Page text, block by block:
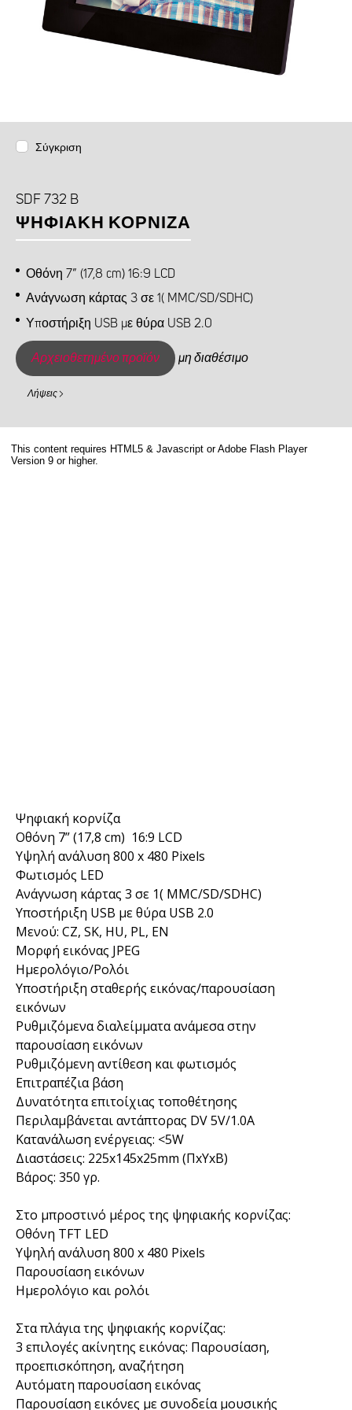
Σύγκριση
SDF 732 B
ΨΗΦΙΑΚΉ ΚΟΡΝΊΖΑ
Οθόνη 7” (17,8 cm) 16:9 LCD
Ανάγνωση κάρτας 3 σε 1( MMC/SD/SDHC)
Υποστήριξη USB με θύρα USB 2.0
Αρχειοθετημένο προϊόν μη διαθέσιμο
Λήψεις
Ψηφιακή κορνίζα
Οθόνη 7” (17,8 cm) 16:9 LCD
Υψηλή ανάλυση 800 x 480 Pixels
Φωτισμός LED
Ανάγνωση κάρτας 3 σε 1( MMC/SD/SDHC)
Υποστήριξη USB με θύρα USB 2.0
Μενού: CZ, SK, HU, PL, EN
Μορφή εικόνας JPEG
Ημερολόγιο/Ρολόι
Υποστήριξη σταθερής εικόνας/παρουσίαση
εικόνων
Ρυθμιζόμενα διαλείμματα ανάμεσα στην
παρουσίαση εικόνων
Ρυθμιζόμενη αντίθεση και φωτισμός
Επιτραπέζια βάση
Δυνατότητα επιτοίχιας τοποθέτησης
Περιλαμβάνεται αντάπτορας DV 5V/1.0A
Κατανάλωση ενέργειας: <5W
Διαστάσεις: 225x145x25mm (ΠxΥxΒ)
Βάρος: 350 γρ.
Στο μπροστινό μέρος της ψηφιακής κορνίζας:
Οθόνη TFT LED
Υψηλή ανάλυση 800 x 480 Pixels
Παρουσίαση εικόνων
Ημερολόγιο και ρολόι
Στα πλάγια της ψηφιακής κορνίζας:
3 επιλογές ακίνητης εικόνας: Παρουσίαση,
προεπισκόπηση, αναζήτηση
Αυτόματη παρουσίαση εικόνας
Παρουσίαση εικόνες με συνοδεία μουσικής